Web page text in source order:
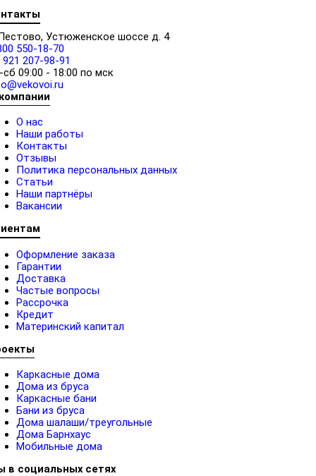
Устюженское шоссе д. 4
550-18-70
921 207-98-91
сб 09:00 - 18:00 по мск
О нас
Наши работы
Контакты
Отзывы
Политика персональных данных
Статьи
Наши партнёры
Вакансии
Оформление заказа
Гарантии
Доставка
Частые вопросы
Рассрочка
Кредит
Материнский капитал
Каркасные дома
Дома из бруса
Каркасные бани
Бани из бруса
Дома шалаши/треугольные
Дома Барнхаус
Мобильные дома
в социальных сетях